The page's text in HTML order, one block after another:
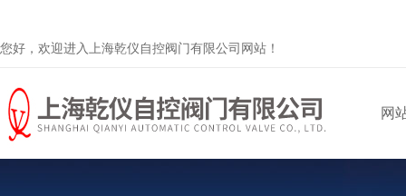
您好，欢迎进入上海乾仪自控阀门有限公司网站！
网